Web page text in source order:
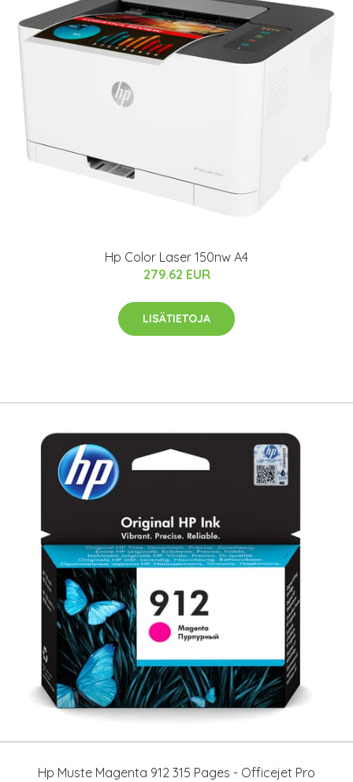
Hp Color Laser 150nw A4
279.62 EUR
LISÄTIETOJA
Hp Muste Magenta 912 315 Pages - Officejet Pro